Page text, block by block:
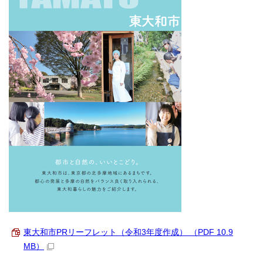
東大和市PRリーフレット（令和3年度作成） （PDF 10.9
MB）